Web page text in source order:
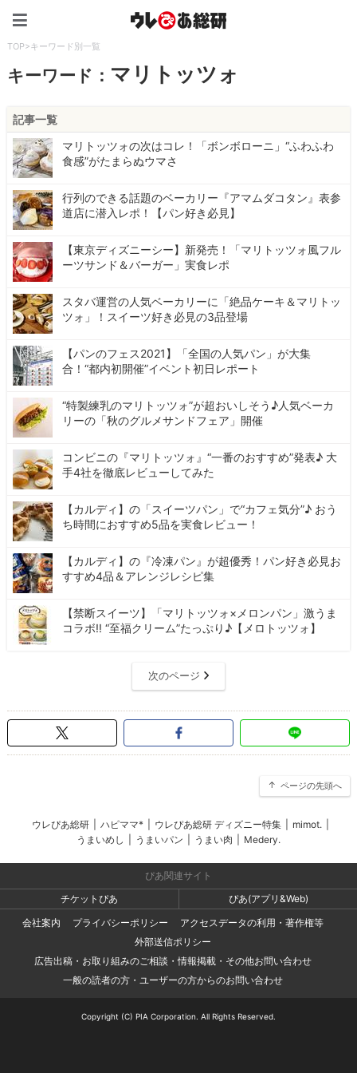
TOP>キーワード別一覧
キーワード： マリトッツォ
記事一覧
マリトッツォの次はコレ！「ボンボローニ」“ふわふわ
食感”がたまらぬウマさ
行列のできる話題のベーカリー『アマムダコタン』表参
道店に潜入レポ！【パン好き必見】
【東京ディズニーシー】新発売！「マリトッツォ風フル
ーツサンド＆バーガー」実食レポ
スタバ運営の人気ベーカリーに「絶品ケーキ＆マリトッ
ツォ」！スイーツ好き必見の3品登場
【パンのフェス2021】「全国の人気パン」が大集
合！“都内初開催”イベント初日レポート
“特製練乳のマリトッツォ”が超おいしそう♪人気ベーカ
リーの「秋のグルメサンドフェア」開催
コンビニの『マリトッツォ』“一番のおすすめ”発表♪ 大
手4社を徹底レビューしてみた
【カルディ】の「スイーツパン」で“カフェ気分”♪ おう
ち時間におすすめ5品を実食レビュー！
【カルディ】の『冷凍パン』が超優秀！パン好き必見お
すすめ4品＆アレンジレシピ集
【禁断スイーツ】「マリトッツォ×メロンパン」激うま
コラボ!! “至福クリーム”たっぷり♪【メロトッツォ】
次のページ
ページの先頭へ
ウレぴあ総研 ハピママ* ウレぴあ総研 ディズニー特集 mimot.
うまいめし
うまいパン うまい肉 Medery.
ぴあ関連サイト
チケットぴあ
ぴあ(アプリ&Web)
会社案内
プライバシーポリシー
アクセスデータの利用・著作権等
外部送信ポリシー
広告出稿・お取り組みのご相談・情報掲載・その他お問い合わせ
一般の読者の方・ユーザーの方からのお問い合わせ
Copyright (C) PIA Corporation. All Rights Reserved.